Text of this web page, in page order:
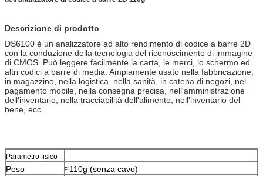
Descrizione di prodotto
DS6100 è un analizzatore ad alto rendimento di codice a barre 2D
con la conduzione della tecnologia del riconoscimento di immagine
di CMOS. Può leggere facilmente la carta, le merci, lo schermo ed
altri codici a barre di media. Ampiamente usato nella fabbricazione,
in magazzino, nella logistica, nella sanità, in catena di negozi, nel
pagamento mobile, nella consegna precisa, nell'amministrazione
dell'inventario, nella tracciabilità dell'alimento, nell'inventario del
bene, ecc.
Parametro fisico
Peso
≈110g (senza cavo)